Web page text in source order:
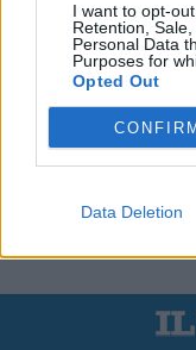
I want to opt-
Retention,
Personal Data
Purposes for
Opted Out
Data Deletion